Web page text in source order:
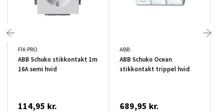
FIX-PRO
ABB Schuko stikkontakt 1m
16A semi hvid
114,95 kr.
ABB
ABB Schuko Ocean
stikkontakt trippel hvid
689,95 kr.